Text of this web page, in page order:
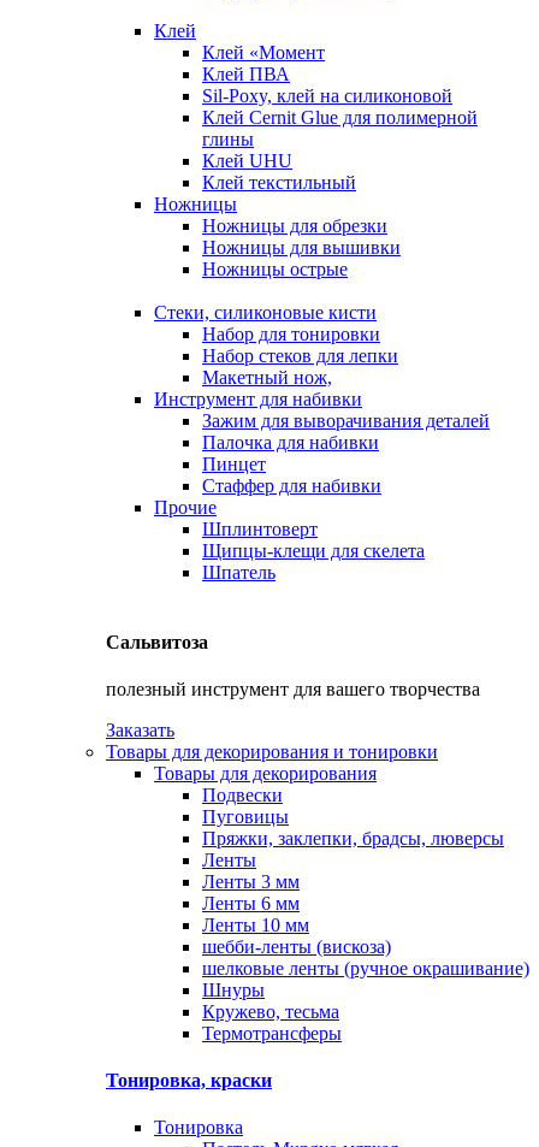
Клей
Клей «Момент
Клей ПВА
Sil-Poxy, клей на силиконовой
Клей Cernit Glue для полимерной
глины
Клей UHU
Клей текстильный
Ножницы
Ножницы для обрезки
Ножницы для вышивки
Ножницы острые
Стеки, силиконовые кисти
Набор для тонировки
Набор стеков для лепки
Макетный нож,
Инструмент для набивки
Зажим для выворачивания деталей
Палочка для набивки
Пинцет
Стаффер для набивки
Прочие
Шплинтоверт
Щипцы-клещи для скелета
Шпатель
Сальвитоза
полезный инструмент для вашего творчества
Заказать
Товары для декорирования и тонировки
Товары для декорирования
Подвески
Пуговицы
Пряжки, заклепки, брадсы, люверсы
Ленты
Ленты 3 мм
Ленты 6 мм
Ленты 10 мм
шебби-ленты (вискоза)
шелковые ленты (ручное окрашивание)
Шнуры
Кружево, тесьма
Термотрансферы
Тонировка, краски
Тонировка